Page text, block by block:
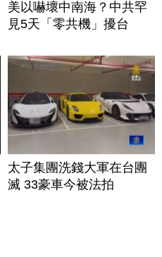
美以嚇壞中南海？中共罕
見5天「零共機」擾台
太子集團洗錢大軍在台團
滅 33豪車今被法拍